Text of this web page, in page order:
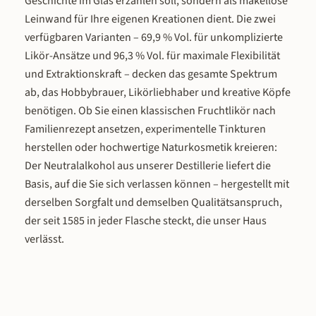
Cherry-Cocktail, und der Schoko-Minz
Likör verfeinert heiße Schokolade,
Espresso oder Desserts. Für ein
vergleichendes Tasting aller Sorten
empfehlen wir ein Degustationsglas –
dort bündeln sich die individuellen
Frucht- und Gewürzaromen am
intensivsten. Als Geschenk und im
Sortiment Das Bio Fruchtlikör Set ist
eine der beliebtesten Geschenkideen in
unserem Shop – ob zum Geburtstag, zu
Weihnachten, als Mitbringsel oder als
Dankeschön. Bio-Qualität,
handwerkliche Herstellung und die
Vielfalt von drei bzw. vier
unterschiedlichen Geschmackswelten
Cherry-Cocktail, und der Schoko-
Espresso oder Desserts. Für
vergleichendes Tasting aller
empfehlen wir ein
dort bündeln sich die
Frucht- und Gewürzaromen am
intensivsten. Als Geschenk und
Sortiment Das Bio Fruchtlikör
eine der beliebtesten
unserem Shop – ob zum
Weihnachten, als Mitbringsel
Dankeschön. Bio-Qualität,
handwerkliche Herstellung und
Leinwand für Ihre eigenen Kreationen dient. Die zwei
verfügbaren Varianten – 69,9 % Vol. für unkomplizierte
Likör-Ansätze und 96,3 % Vol. für maximale Flexibilität
und Extraktionskraft – decken das gesamte Spektrum
ab, das Hobbybrauer, Likörliebhaber und kreative Köpfe
benötigen. Ob Sie einen klassischen Fruchtlikör nach
Familienrezept ansetzen, experimentelle Tinkturen
herstellen oder hochwertige Naturkosmetik kreieren:
Der Neutralalkohol aus unserer Destillerie liefert die
Basis, auf die Sie sich verlassen können – hergestellt mit
derselben Sorgfalt und demselben Qualitätsanspruch,
der seit 1585 in jeder Flasche steckt, die unser Haus
verlässt.